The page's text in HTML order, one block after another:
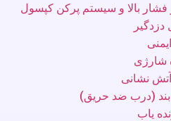
بالا و سیستم پرکن کپسول
دزدگیر
شارژی
نشانی
(درب ضد حریق)
یاب